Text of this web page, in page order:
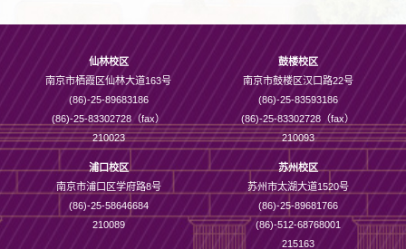
仙林校区
南京市栖霞区仙林大道163号
(86)-25-89683186
(86)-25-83302728（fax）
210023
鼓楼校区
南京市鼓楼区汉口路22号
(86)-25-83593186
(86)-25-83302728（fax）
210093
浦口校区
南京市浦口区学府路8号
(86)-25-58646684
210089
苏州校区
苏州市太湖大道1520号
(86)-25-89681766
(86)-512-68768001
215163